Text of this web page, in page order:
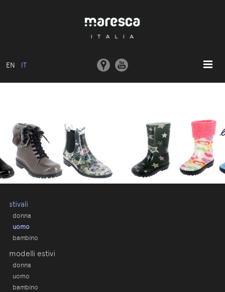
EN IT
STAMPI E MACCHINARI
COMUNICAZIONE
stivali
donna
uomo
bambino
modelli estivi
donna
uomo
bambino